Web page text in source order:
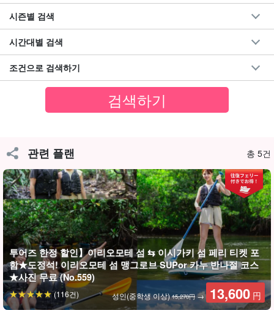
가는 모습을 보며 하루의 끝을 느껴보자!
초보자도 환영☆!
카약은 안정감이 뛰어나 어린아이부터 시니어 세대까지 다양한 연
령대의 고객들이 부담 없이 즐길 수 있다.
시즌별 검색
시간대별 검색
조건으로 검색하기
관련 플랜 총 5건
투어즈 한정 할인】이리오모테 섬 ⇆ 이시가키 섬 페리 티켓 포
함★도정석! 이리오모테 섬 맹그로브 SUPor 카누 반나절 코스
★사진 무료 (No.559)
성인(중학생 이상)15,270円→ 13,600 円
(116건)